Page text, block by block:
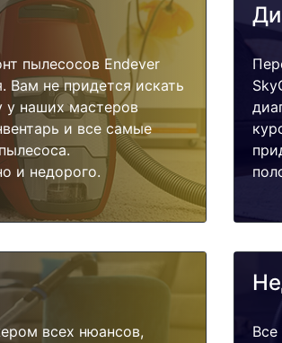
пылесосов Endever
Вам не придется искать
у наших мастеров
и все самые
и недорого.
всех нюансов,
Все